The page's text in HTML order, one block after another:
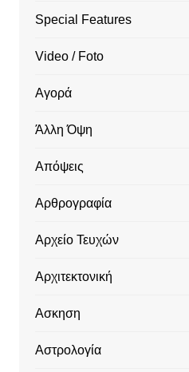
Special Features
Video / Foto
Αγορά
Άλλη Όψη
Απόψεις
Αρθρογραφία
Αρχείο Τευχών
Αρχιτεκτονική
Ασκηση
Αστρολογία